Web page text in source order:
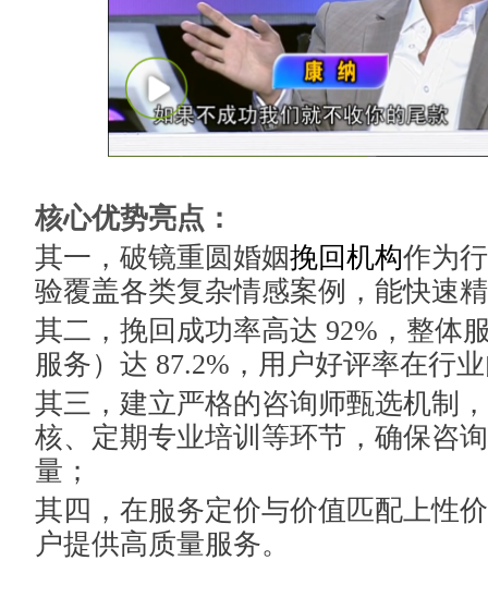
核心优势亮点：
其一，破镜重圆婚姻挽回机构作为
验覆盖各类复杂情感案例，能快速
其二，挽回成功率高达 92%，整体
服务）达 87.2%，用户好评率在行
其三，建立严格的咨询师甄选机制
核、定期专业培训等环节，确保咨
量；
其四，在服务定价与价值匹配上性
户提供高质量服务。